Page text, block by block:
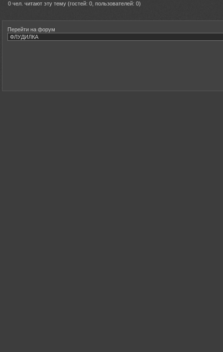
0 чел. читают эту тему (гостей: 0, пользователей: 0)
Перейти на форум